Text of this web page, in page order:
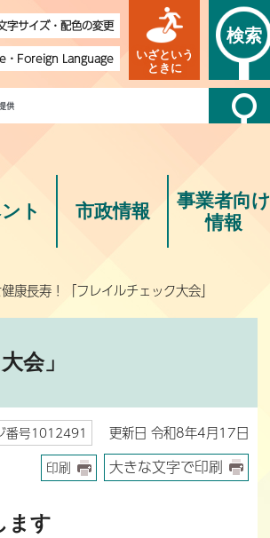
字サイズ・配色の変更
・ Foreign Language
いざという
ときに
検索
ト 市政情報
事業者向け
情報
康長寿！「フレイルチェック大会」
会」
番号1012491 更新日 令和8年4月17日
印刷 大きな文字で印刷
ます